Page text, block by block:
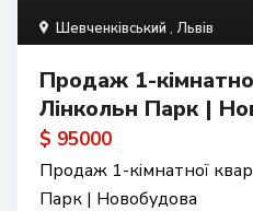
Шевченківський , Львів
Продаж 1-
Лінкольн Парк |
$ 95000
Продаж 1-кімнатної
Парк | Новобудова